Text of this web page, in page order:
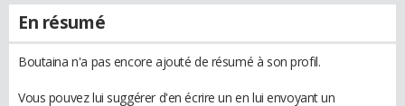
En résumé
Boutaina n'a pas encore ajouté de résumé à son profil.
Vous pouvez lui suggérer d'en écrire un en lui envoyant un